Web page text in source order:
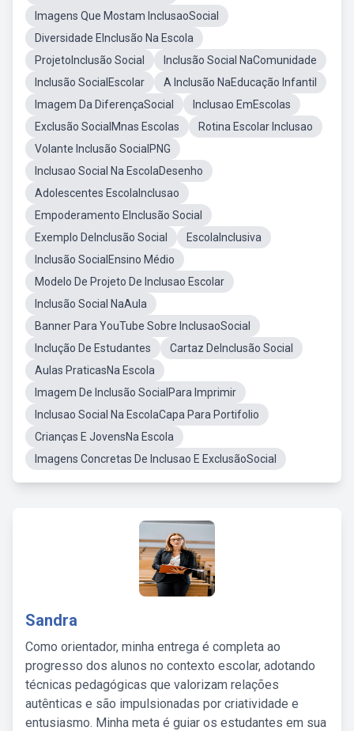
Imagens Que Mostam InclusaoSocial
Diversidade EInclusão Na Escola
ProjetoInclusão Social
Inclusão Social NaComunidade
Inclusão SocialEscolar
A Inclusão NaEducação Infantil
Imagem Da DiferençaSocial
Inclusao EmEscolas
Exclusão SocialMnas Escolas
Rotina Escolar Inclusao
Volante Inclusão SocialPNG
Inclusao Social Na EscolaDesenho
Adolescentes EscolaInclusao
Empoderamento EInclusão Social
Exemplo DeInclusão Social
EscolaInclusiva
Inclusão SocialEnsino Médio
Modelo De Projeto De Inclusao Escolar
Inclusão Social NaAula
Banner Para YouTube Sobre InclusaoSocial
Inclução De Estudantes
Cartaz DeInclusão Social
Aulas PraticasNa Escola
Imagem De Inclusão SocialPara Imprimir
Inclusao Social Na EscolaCapa Para Portifolio
Crianças E JovensNa Escola
Imagens Concretas De Inclusao E ExclusãoSocial
Sandra
Como orientador, minha entrega é completa ao
progresso dos alunos no contexto escolar, adotando
técnicas pedagógicas que valorizam relações
autênticas e são impulsionadas por criatividade e
entusiasmo. Minha meta é guiar os estudantes em sua